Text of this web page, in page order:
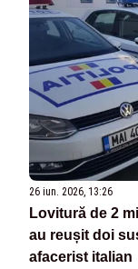
26 iun. 2026, 13:26
Lovitură de 2
au reușit doi
afacerist italian